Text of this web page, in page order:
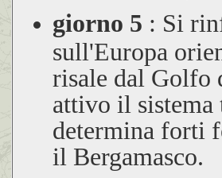
giorno 5 : Si
sull'Europa
risale dal Golfo
attivo il sistema
determina forti
il Bergamasco.